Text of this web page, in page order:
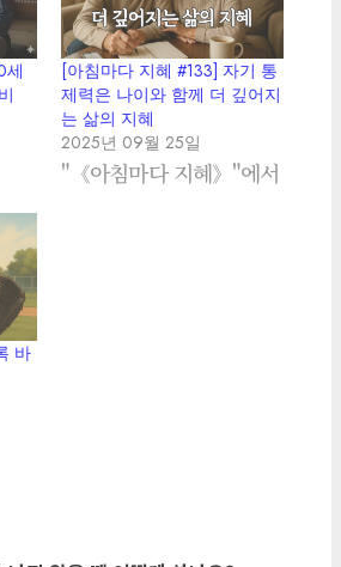
세
[아침마다 지혜 #133] 자기 통
제력은 나이와 함께 더 깊어지
는 삶의 지혜
2025년 09월 25일
"《아침마다 지혜》"에서
바